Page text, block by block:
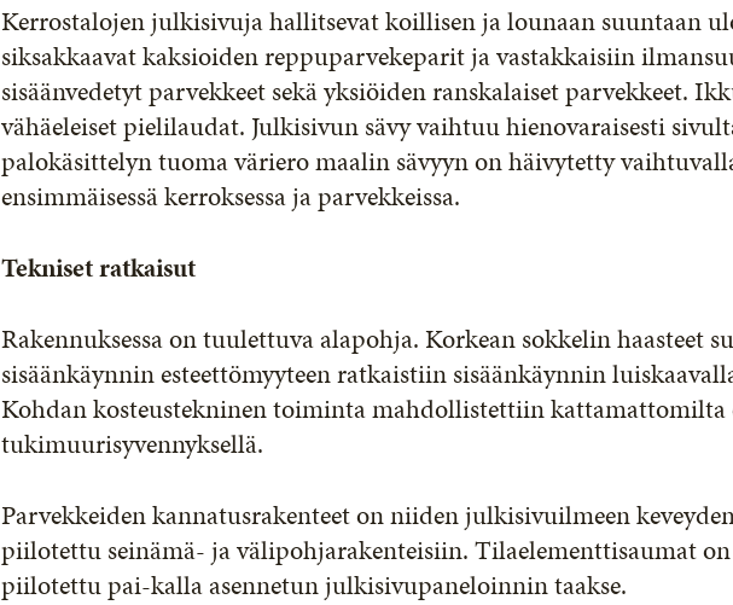
Kerrostalojen julkisivuja hallitsevat koillisen ja lounaan suuntaan
siksakkaavat kaksioiden reppuparvekeparit ja vastakkaisiin
sisäänvedetyt parvekkeet sekä yksiöiden ranskalaiset parvekkeet.
vähäeleiset pielilaudat. Julkisivun sävy vaihtuu hienovaraisesti
palokäsittelyn tuoma väriero maalin sävyyn on häivytetty
ensimmäisessä kerroksessa ja parvekkeissa.
Tekniset ratkaisut
Rakennuksessa on tuulettuva alapohja. Korkean sokkelin haasteet
sisäänkäynnin esteettömyyteen ratkaistiin sisäänkäynnin
Kohdan kosteustekninen toiminta mahdollistettiin kattamattomilta
tukimuurisyvennyksellä.
Parvekkeiden kannatusrakenteet on niiden julkisivuilmeen
piilotettu seinämä- ja välipohjarakenteisiin. Tilaelementtisaumat
piilotettu pai-kalla asennetun julkisivupaneloinnin taakse.